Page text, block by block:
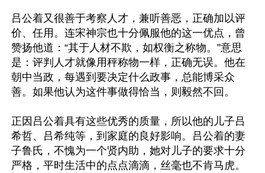
吕公着又很善于考察人才，兼听善恶，正确加以评
价、任用。连宋神宗也十分佩服他的这一优点，曾
赞扬他道：“其于人材不欺，如权衡之称物。”意思
是：评判人才就像用秤称物一样，正确无误。他在
朝中当政，每遇到要决定什么政事，总能博采众
善。如果他认为这件事做得恰当，则毅然不回。
正因吕公着具有这些优秀的质量，所以他的儿子吕
希哲、吕希纯等，到家庭的良好影响。吕公着的妻
子鲁氏，不愧为一个贤内助，她对儿子的要求十分
严格，平时生活中的点点滴滴，丝毫也不肯马虎。